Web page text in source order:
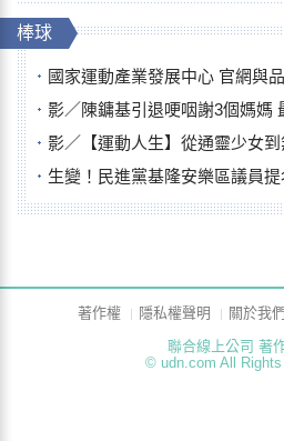
棒球
國家運動產業發展中心 官網與
影／陳鏞基引退哽咽謝3個媽媽
影／【運動人生】從通靈少女到無任所大使
生變！民進黨基隆安樂區議員提名人
著作權 隱私權聲明 關於我們
聯合線上公司 著
© udn.com All Rights